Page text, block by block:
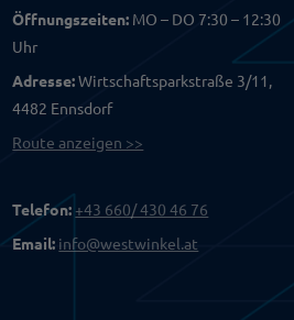
Öffnungszeiten: MO – DO 7:30 – 12:30
Uhr
Adresse:Wirtschaftsparkstraße 3/11,
4482 Ennsdorf
Route anzeigen >>
Telefon: +43 660/ 430 46 76
Email: info@westwinkel.at